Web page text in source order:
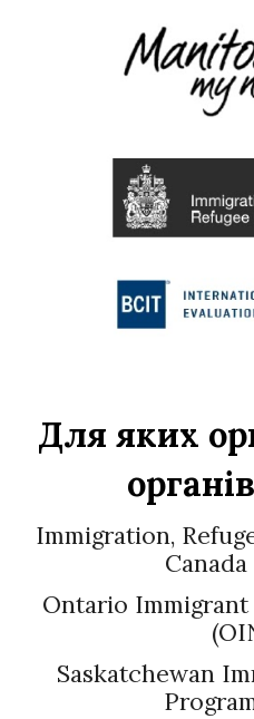
Для яких
Immigration,
Ontario
Saskatchewan